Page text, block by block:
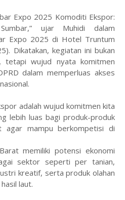
Expo 2025 Komoditi Ekspor:
ujar Muhidi dalam
Expo 2025 di Hotel Truntum
Dikatakan, kegiatan ini bukan
tetapi wujud nyata komitmen
dalam memperluas akses
adalah wujud komitmen kita
lebih luas bagi produk-produk
agar mampu berkompetisi di
memiliki potensi ekonomi
sektor seperti per tanian,
kreatif, serta produk olahan
laut.